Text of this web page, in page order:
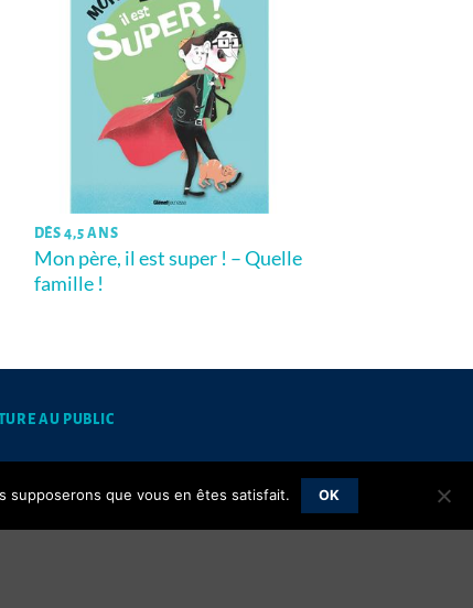
DÈS 4,5 ANS
Mon père, il est super ! – Quelle
famille !
AU PUBLIC
supposerons que vous en êtes satisfait. OK